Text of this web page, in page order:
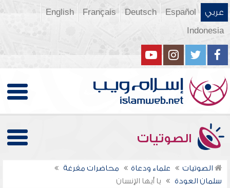
عربي Español
Deutsch
Français
English
Indonesia
الصوتيات
الصوتيات علماء ودعاة
محاضرات مفرغة
سلمان العودة
يا أيها الإنسان